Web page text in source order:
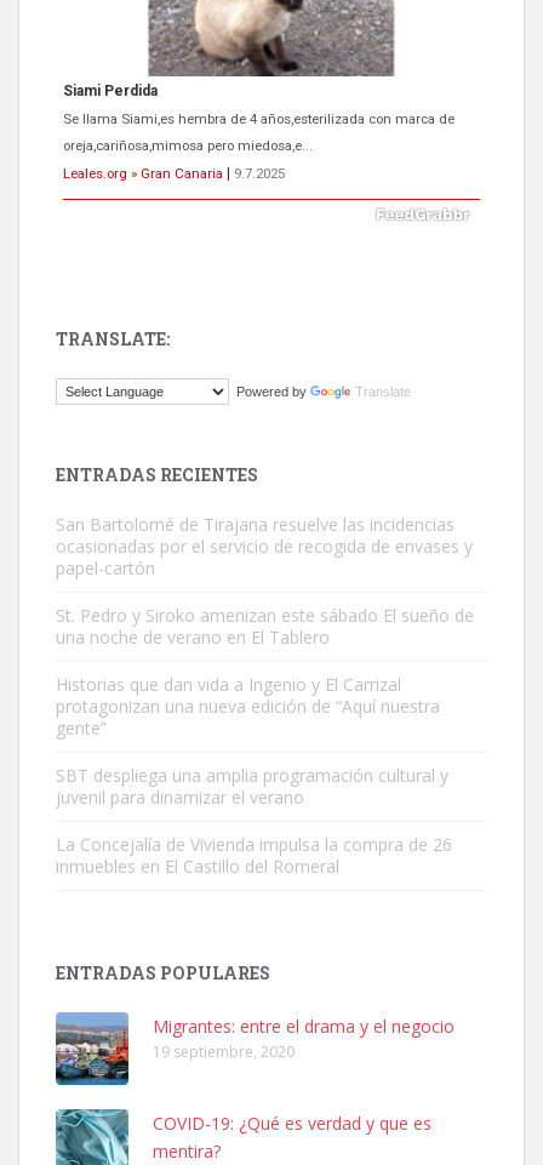
Siami Perdida
Se llama Siami,es hembra de 4 años,esterilizada con marca de
oreja,cariñosa,mimosa pero miedosa,e...
Leales.org » Gran Canaria
9.7.2025
El ayuntamiento se va a llevar a Los Gatos callejeros de la zona los
Este gato macho ha aparecido en la calle hace menos de un mes,
es muy manso y extremadamente cari...
Leales.org » Gran Canaria
Leales.org » Gran Canaria
TRANSLATE:
Powered by Translate
ENTRADAS RECIENTES
San Bartolomé de Tirajana resuelve las incidencias
ocasionadas por el servicio de recogida de envases y
papel-cartón
St. Pedro y Siroko amenizan este sábado El sueño de
una noche de verano en El Tablero
Historias que dan vida a Ingenio y El Carrizal
protagonizan una nueva edición de “Aquí nuestra
gente”
SBT despliega una amplia programación cultural y
juvenil para dinamizar el verano
La Concejalía de Vivienda impulsa la compra de 26
inmuebles en El Castillo del Romeral
ENTRADAS POPULARES
Migrantes: entre el drama y el negocio
19 septiembre, 2020
COVID-19: ¿Qué es verdad y que es
mentira?